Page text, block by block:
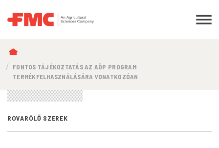
MORZSA
FONTOS TÁJÉKOZTATÁS AZ AÖP PROGRAM
TERMÉKFELHASZNÁLÁSÁRA VONATKOZÓAN
ROVARÖLŐ SZEREK